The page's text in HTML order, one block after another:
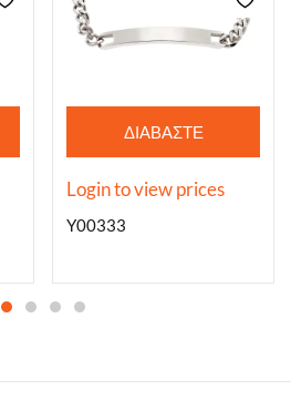
ΔΙΑΒΆΣΤΕ
ΠΕΡΙΣΣΌΤΕΡΑ
Login to view prices
Y00333